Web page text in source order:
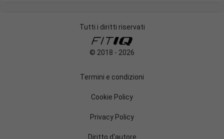
Tutti i diritti riservati
© 2018 - 2026
Termini e condizioni
Cookie Policy
Privacy Policy
Diritto d'autore